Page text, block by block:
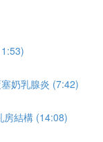
奶乳腺炎 (7:42)
房結構 (14:08)